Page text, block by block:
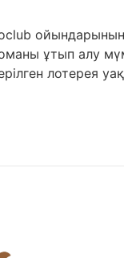
ұтып алу
лотерея